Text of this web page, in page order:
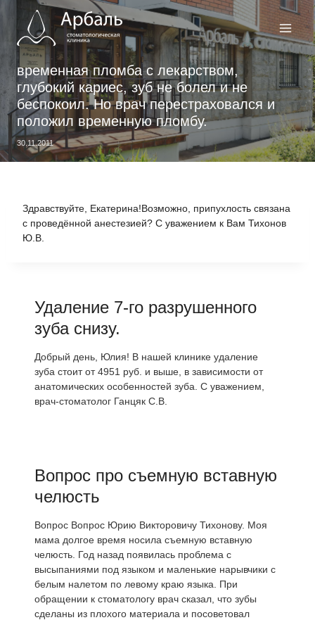
Перейти
содержимому
временная пломба с лекарством,
глубокий кариес, зуб не болел и не
беспокоил. Но врач перестраховался и
положил временную пломбу.
30.11.2011
Здравствуйте, Екатерина!Возможно, припухлость связана
с проведённой анестезией? С уважением к Вам Тихонов
Ю.В.
Удаление 7-го разрушенного
зуба снизу.
Добрый день, Юлия! В нашей клинике удаление
зуба стоит от 4951 руб. и выше, в зависимости от
анатомических особенностей зуба. С уважением,
врач-стоматолог Ганцяк С.В.
Вопрос про съемную вставную
челюсть
Вопрос Вопрос Юрию Викторовичу Тихонову. Моя
мама долгое время носила съемную вставную
челюсть. Год назад появилась проблема с
высыпаниями под языком и маленькие нарывчики с
белым налетом по левому краю языка. При
обращении к стоматологу врач сказал, что зубы
сделаны из плохого материала и посоветовал